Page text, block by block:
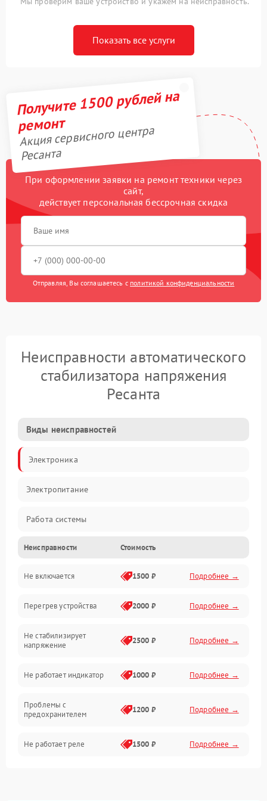
Показать все услуги
Получите 1500 рублей на
ремонт
Акция сервисного центра
Ресанта
При оформлении заявки на ремонт техники через
сайт,
действует персональная бессрочная скидка
Отправляя, Вы соглашаетесь с политикой конфиденциальности
Неисправности автоматического
стабилизатора напряжения
Ресанта
Виды неисправностей
Электроника
Электропитание
Работа системы
Механические повреждения
Электронные компоненты
Механика
Корпус/Герметичность
Неисправности Стоимость
Не включается 1500 ₽ Подробнее →
Перегрев устройства 2000 ₽ Подробнее →
Не стабилизирует
напряжение
2500 ₽ Подробнее →
Не работает индикатор 1000 ₽ Подробнее →
Проблемы с
предохранителем
1200 ₽ Подробнее →
Не работает реле 1500 ₽ Подробнее →